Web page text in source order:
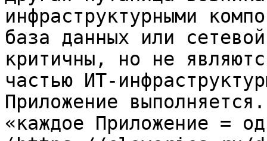
инфраструктурными
база данных или
критичны, но не
частью ИТ-
Приложение
«каждое Приложение =